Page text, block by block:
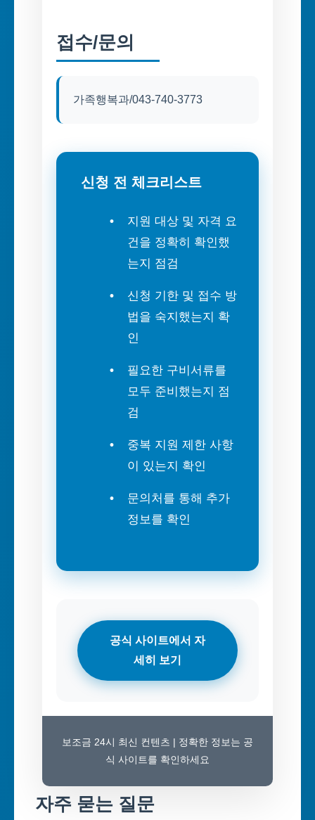
접수/문의
가족행복과/043-740-3773
신청 전 체크리스트
지원 대상 및 자격 요
건을 정확히 확인했
는지 점검
신청 기한 및 접수 방
법을 숙지했는지 확
인
필요한 구비서류를
모두 준비했는지 점
검
중복 지원 제한 사항
이 있는지 확인
문의처를 통해 추가
정보를 확인
공식 사이트에서 자
세히 보기
보조금 24시 최신 컨텐츠 | 정확한 정보는 공
식 사이트를 확인하세요
자주 묻는 질문